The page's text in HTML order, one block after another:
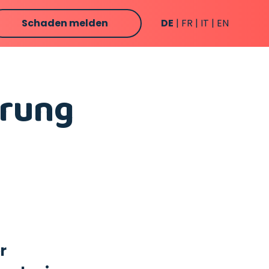
Schaden melden DE FR IT EN